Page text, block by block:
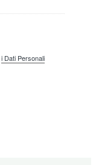
i Dati Personali